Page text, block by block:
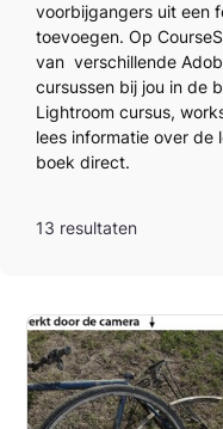
voorbijgangers uit een
toevoegen. Op
van verschillende
cursussen bij jou in de
Lightroom cursus,
lees informatie over de
boek direct.
13 resultaten